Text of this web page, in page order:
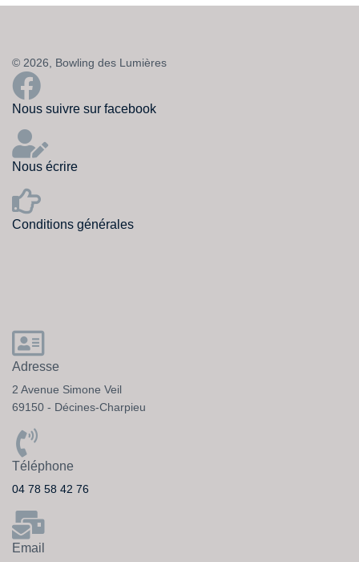
© 2026, Bowling des Lumières
Nous suivre sur facebook
Nous écrire
Conditions générales
Adresse
2 Avenue Simone Veil
69150 - Décines-Charpieu
Téléphone
04 78 58 42 76
Email